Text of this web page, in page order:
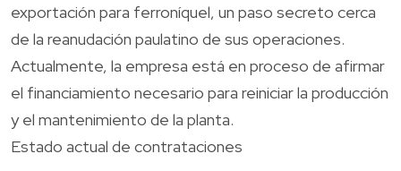
exportación para ferroníquel, un paso secreto cerca
de la reanudación paulatino de sus operaciones.
Actualmente, la empresa está en proceso de afirmar
el financiamiento necesario para reiniciar la producción
y el mantenimiento de la planta.
Estado actual de contrataciones